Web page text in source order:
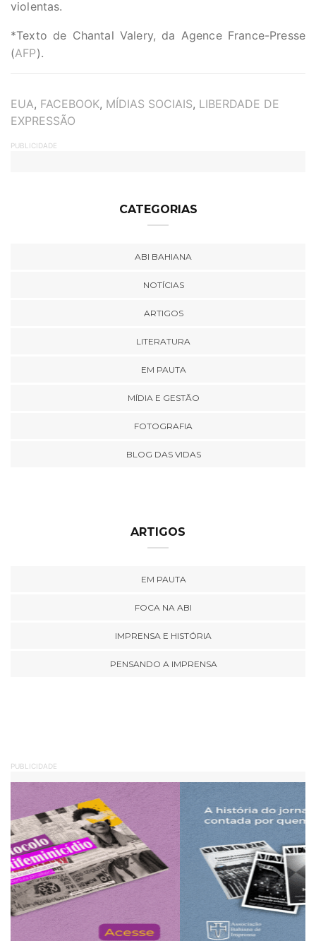
violentas.
*Texto de Chantal Valery, da Agence France-Presse
(AFP).
TAGS
EUA, FACEBOOK, MÍDIAS SOCIAIS, LIBERDADE DE
EXPRESSÃO
PUBLICIDADE
CATEGORIAS
ABI BAHIANA
NOTÍCIAS
ARTIGOS
LITERATURA
EM PAUTA
MÍDIA E GESTÃO
FOTOGRAFIA
BLOG DAS VIDAS
ARTIGOS
EM PAUTA
FOCA NA ABI
IMPRENSA E HISTÓRIA
PENSANDO A IMPRENSA
PUBLICIDADE